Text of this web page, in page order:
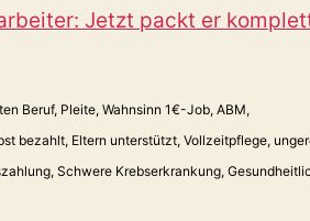
Jetzt packt er
Beruf, Pleite, Wahnsinn 1€-Job, ABM,
bezahlt, Eltern unterstützt, Vollzeitpflege,
Schwere Krebserkrankung,